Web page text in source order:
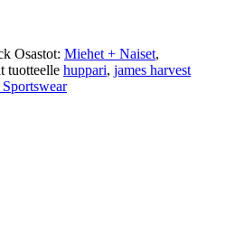
Osastot: Miehet + Naiset,
tuotteelle huppari, james harvest